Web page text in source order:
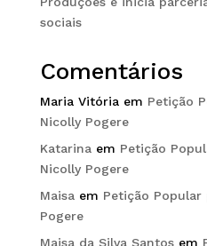
sociais
Comentários
Maria Vitóriaem Petição
Nicolly Pogere
Katarinaem Petição
Nicolly Pogere
Maisaem Petição
Pogere
Maisa da Silva Santosem